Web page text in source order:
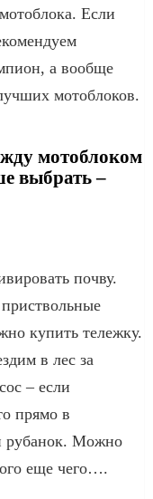
Если
а вообще
мотоблоков.
мотоблоком
выбрать –
почву.
купить тележку.
в лес за
– если
прямо в
рубанок. Можно
еще чего….